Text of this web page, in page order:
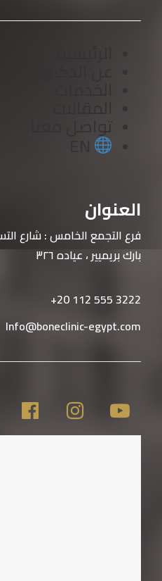
‎+20 112 555 3222
Info@boneclinic-egypt.com
العنوان
فرع التجمع الخامس : شارع
بارك بريميير ، عياده ٣٢٦
تواصل معنا